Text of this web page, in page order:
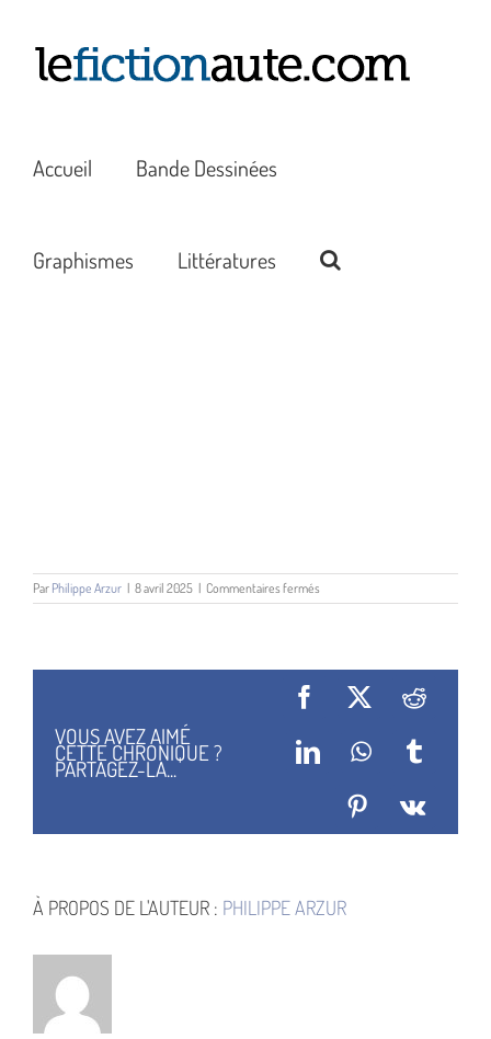
contenu
Accueil Bande Dessinées
Graphismes Littératures
Par Philippe Arzur | 8 avril 2025 | Commentaires ferméssur
Nicolas
VOUS AVEZ AIMÉ
CETTE CHRONIQUE ?
PARTAGEZ-LA...
Facebook
X Reddit
LinkedInWhatsApp
Tumblr
Pinterest
Vk
À PROPOS DE L'AUTEUR : PHILIPPE ARZUR